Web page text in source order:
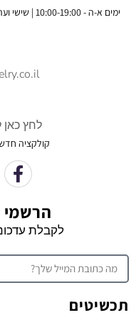
תכשיטים
הרשמי
לקבלת
לחץ כאן
קולקציה